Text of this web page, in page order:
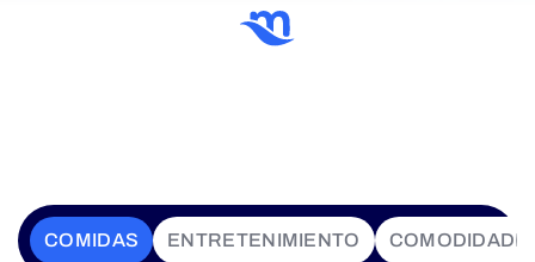
COMIDAS ENTRETENIMIENTO